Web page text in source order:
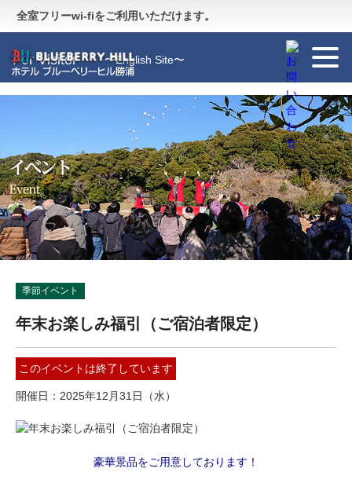
全室フリーwi-fiをご利用いただけます。
Guide 〜施設のご案内〜
For Visitor 〜English Site〜
季節イベント
年末お楽しみ福引（ご宿泊者限定）
このイベントは終了しています
開催日 2025年12月31日（水）
豪華景品をご用意しております！